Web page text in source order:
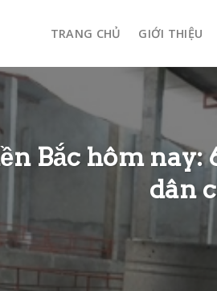
TRANG CHỦ GIỚI THIỆU
Bắc hôm nay:
dân